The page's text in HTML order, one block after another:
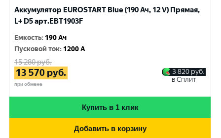
Аккумулятор EUROSTART Blue (190 Ач, 12 V) Прямая,
L+ D5 арт.EBT1903F
Емкость: 190 Ач
Пусковой ток: 1200 A
15 280руб.
13 570 руб.
при обмене
3 820 руб.
в Сплит
Купить в 1 клик
Добавить в корзину